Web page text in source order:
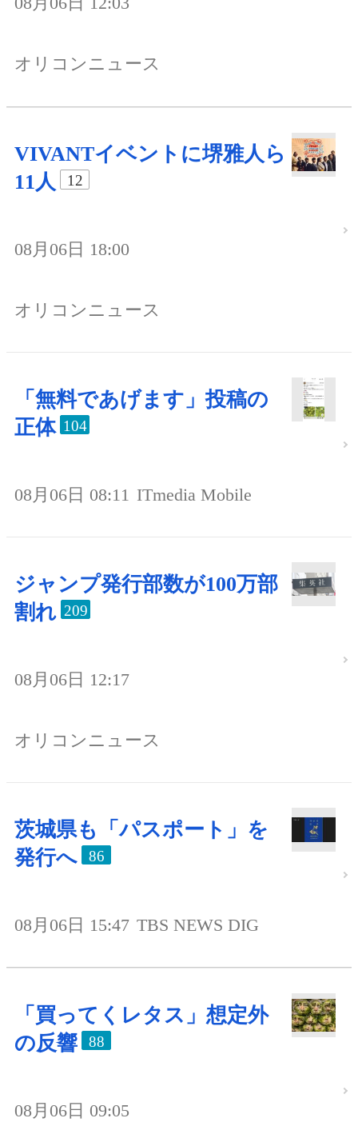
オリコンニュース
VIVANTイベントに堺雅人ら
11人
12
08月06日 18:00
オリコンニュース
「無料であげます」投稿の
正体 104
08月06日 08:11 ITmedia Mobile
ジャンプ発行部数が100万部
割れ 209
08月06日 12:17
オリコンニュース
茨城県も「パスポート」を
発行へ
86
08月06日 15:47 TBS NEWS DIG
「買ってくレタス」想定外
の反響
88
08月06日 09:05